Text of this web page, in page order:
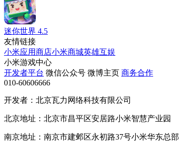
迷你世界 4.5
友情链接
小米应用商店小米商城英雄互娱
小米游戏中心
开发者平台 微信公众号 微博主页 商务合作
010-60606666
开发者：北京瓦力网络科技有限公司
北京地址：北京市昌平区安居路小米智慧产业园
南京地址：南京市建邺区永初路37号小米华东总部